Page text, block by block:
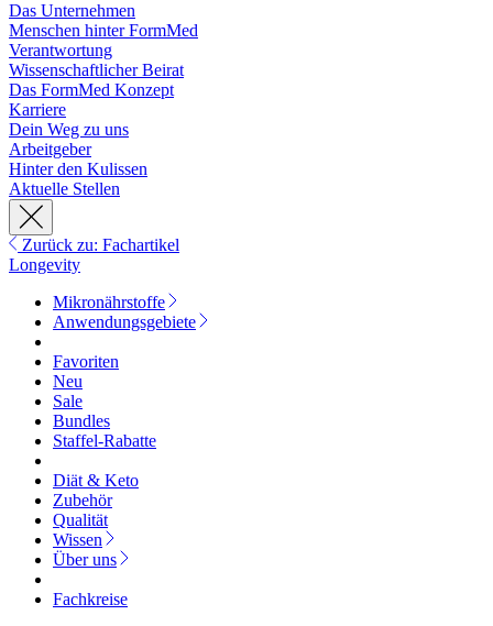
Das Unternehmen
Menschen hinter FormMed
Verantwortung
Wissenschaftlicher Beirat
Das FormMed Konzept
Karriere
Dein Weg zu uns
Arbeitgeber
Hinter den Kulissen
Aktuelle Stellen
Zurück zu: Fachartikel
Longevity
Mikronährstoffe
Anwendungsgebiete
Favoriten
Neu
Sale
Bundles
Staffel-Rabatte
Diät & Keto
Zubehör
Qualität
Wissen
Über uns
Fachkreise